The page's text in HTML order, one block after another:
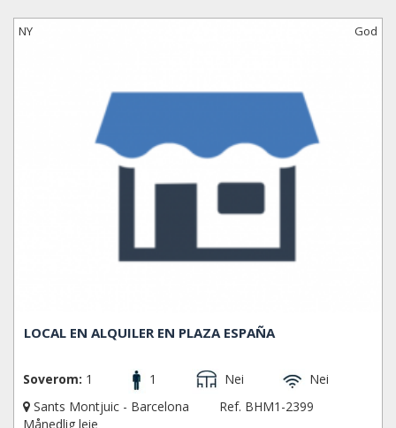
Montjüic tilbyr mange leiligheter med nydelig utsikt over
Barcelona, hvor man i fantastiske omgivelser kan nyte god
Fotballklubben Espanyol spiller sine hjemmekamper her, og
den verdensberømte arkitekten Santiago Calatrava har
konstruert et av sine spektakulære tårn her; Torre
Calatrava. Montjuïc er en bikube av liv og positiv energi. Det
er behagelig og trygt å spasere her om kveldene. Området
er perfekt for å ta seg en drink og spise tapas, og på
NY God
LOCAL EN ALQUILER EN PLAZA ESPAÑA
Soverom: 1 1 Nei
Nei
Sants Montjuic - Barcelona
Ref. BHM1-2399
Månedlig leie